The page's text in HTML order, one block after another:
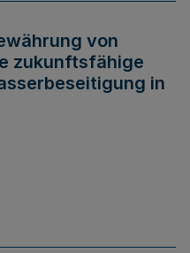
von
zukunftsfähige
in